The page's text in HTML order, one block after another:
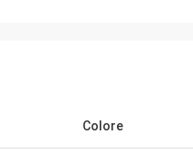
Colore